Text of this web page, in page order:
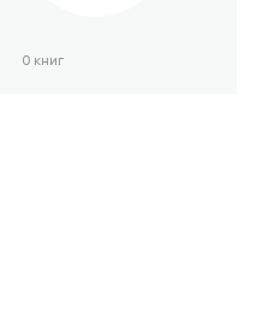
0 книг